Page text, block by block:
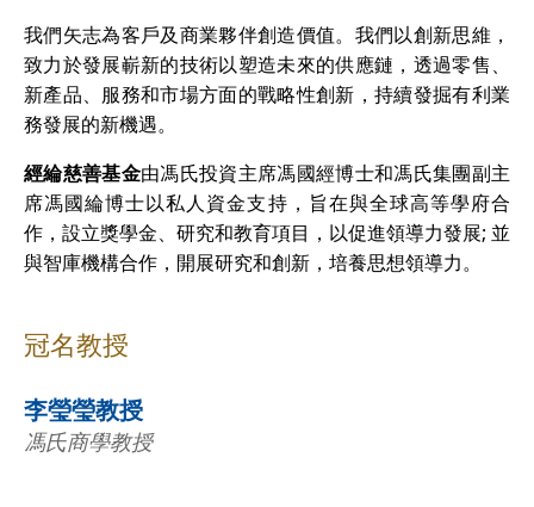
我們矢志為客戶及商業夥伴創造價值。我們以創新思維，
致力於發展嶄新的技術以塑造未來的供應鏈，透過零售、
新產品、服務和市場方面的戰略性創新，持續發掘有利業
務發展的新機遇。
經綸慈善基金由馮氏投資主席馮國經博士和馮氏集團副主
席馮國綸博士以私人資金支持，旨在與全球高等學府合
作，設立獎學金、研究和教育項目，以促進領導力發展; 並
與智庫機構合作，開展研究和創新，培養思想領導力。
冠名教授
李瑩瑩教授
馮氏商學教授